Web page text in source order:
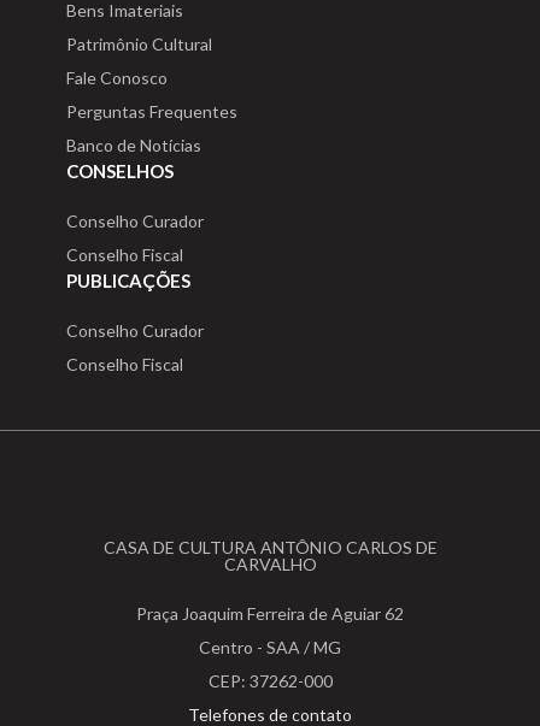
Bens Imateriais
Patrimônio Cultural
Fale Conosco
Perguntas Frequentes
Banco de Notícias
CONSELHOS
Conselho Curador
Conselho Fiscal
PUBLICAÇÕES
Conselho Curador
Conselho Fiscal
CASA DE CULTURA ANTÔNIO CARLOS DE
CARVALHO
Praça Joaquim Ferreira de Aguiar 62
Centro - SAA / MG
CEP: 37262-000
Telefones de contato